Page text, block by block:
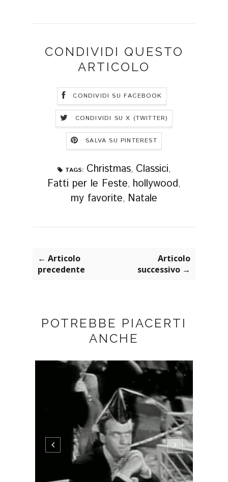
CONDIVIDI QUESTO
ARTICOLO
CONDIVIDI SU FACEBOOK
CONDIVIDI SU X (TWITTER)
SALVA SU PINTEREST
TAGS: Christmas, Classici,
Fatti per le Feste, hollywood,
my favorite, Natale
← Articolo
precedente
Articolo
successivo →
POTREBBE PIACERTI
ANCHE